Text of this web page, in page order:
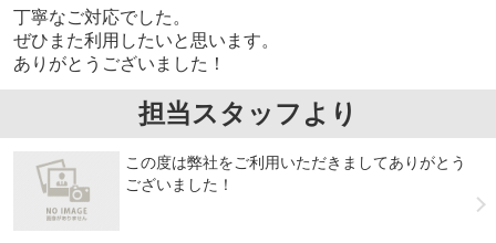
丁寧なご対応でした。
ぜひまた利用したいと思います。
ありがとうございました！
担当スタッフより
この度は弊社をご利用いただきましてありがとう
ございました！